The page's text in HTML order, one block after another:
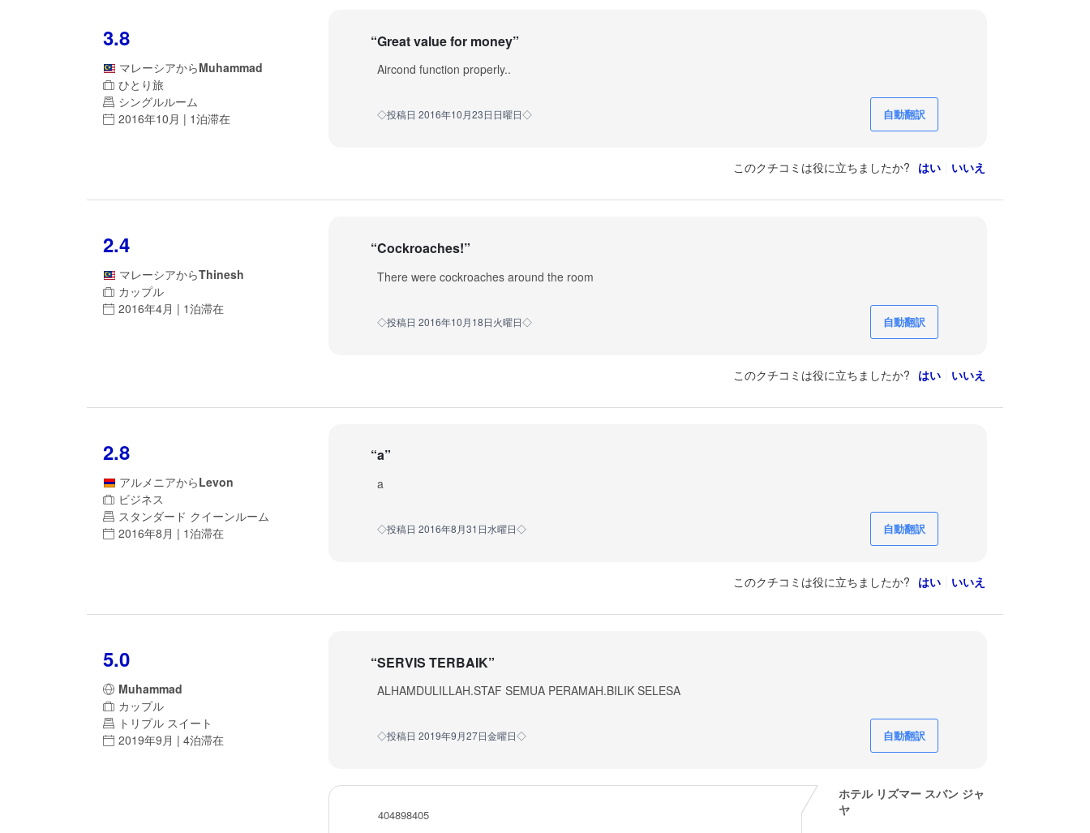
3.8
マレーシアからMuhammad
ひとり旅
シングルルーム
2016年10月 | 1泊滞在
“Great value for money”
Aircond function properly..
◇投稿日 2016年10月23日日曜日◇ 自動翻訳
このクチコミは役に立ちましたか? はい いいえ
2.4
マレーシアからThinesh
カップル
2016年4月 | 1泊滞在
“Cockroaches!”
There were cockroaches around the room
◇投稿日 2016年10月18日火曜日◇ 自動翻訳
このクチコミは役に立ちましたか? はい いいえ
2.8
アルメニアからLevon
ビジネス
スタンダード クイーンルーム
2016年8月 | 1泊滞在
“a”
a
◇投稿日 2016年8月31日水曜日◇ 自動翻訳
このクチコミは役に立ちましたか? はい いいえ
5.0
Muhammad
カップル
トリプル スイート
2019年9月 | 4泊滞在
“SERVIS TERBAIK”
ALHAMDULILLAH.STAF SEMUA PERAMAH.BILIK SELESA
◇投稿日 2019年9月27日金曜日◇ 自動翻訳
404898405
ホテル リズマー スバン ジャ
ヤ